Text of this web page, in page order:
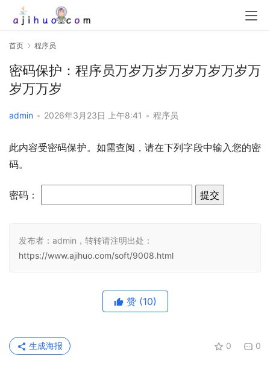
首页 程序员
密码保护：程序员万岁万岁万岁万岁万岁万
岁万万岁
admin • 2026年3月23日 上午8:41 • 程序员
此内容受密码保护。如需查阅，请在下列字段中输入您的密
码。
密码：
发布者：admin，转转请注明出处：
https://www.ajihuo.com/soft/9008.html
赞 (10)
0 0
生成海报